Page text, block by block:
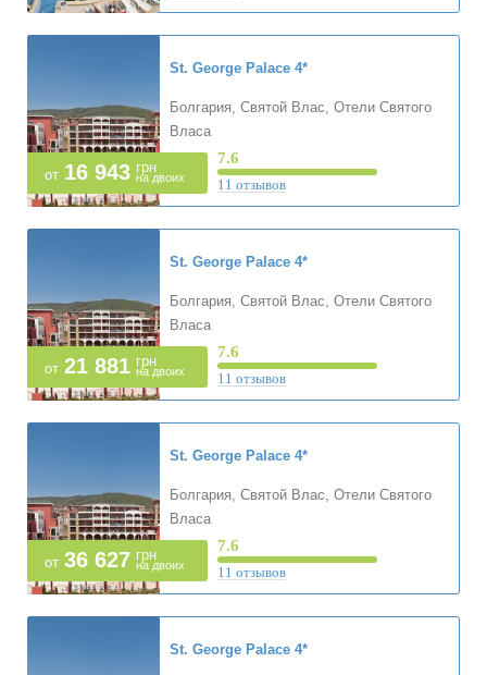
от 16 943 грн
на двоих
St. George Palace 4*
Болгария, Святой Влас, Отели Святого
Власа
7.6
11 отзывов
от 21 881 грн
на двоих
St. George Palace 4*
Болгария, Святой Влас, Отели Святого
Власа
7.6
11 отзывов
от 36 627 грн
на двоих
St. George Palace 4*
Болгария, Святой Влас, Отели Святого
Власа
7.6
11 отзывов
St. George Palace 4*